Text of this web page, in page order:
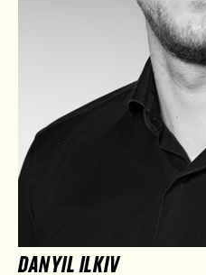
DANYIL ILKIV